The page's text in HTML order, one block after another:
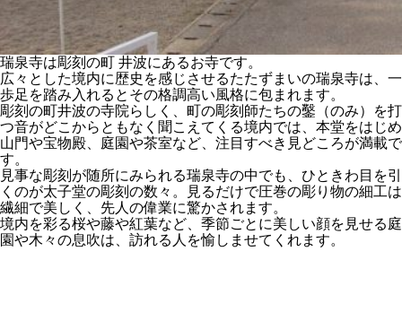
瑞泉寺は彫刻の町 井波にあるお寺です。
広々とした境内に歴史を感じさせるたたずまいの瑞泉寺は、一
歩足を踏み入れるとその格調高い風格に包まれます。
彫刻の町井波の寺院らしく、町の彫刻師たちの鑿（のみ）を打
つ音がどこからともなく聞こえてくる境内では、本堂をはじめ
山門や宝物殿、庭園や茶室など、注目すべき見どころが満載で
す。
見事な彫刻が随所にみられる瑞泉寺の中でも、ひときわ目を引
くのが太子堂の彫刻の数々。見るだけで圧巻の彫り物の細工は
繊細で美しく、先人の偉業に驚かされます。
境内を彩る桜や藤や紅葉など、季節ごとに美しい顔を見せる庭
園や木々の息吹は、訪れる人を愉しませてくれます。